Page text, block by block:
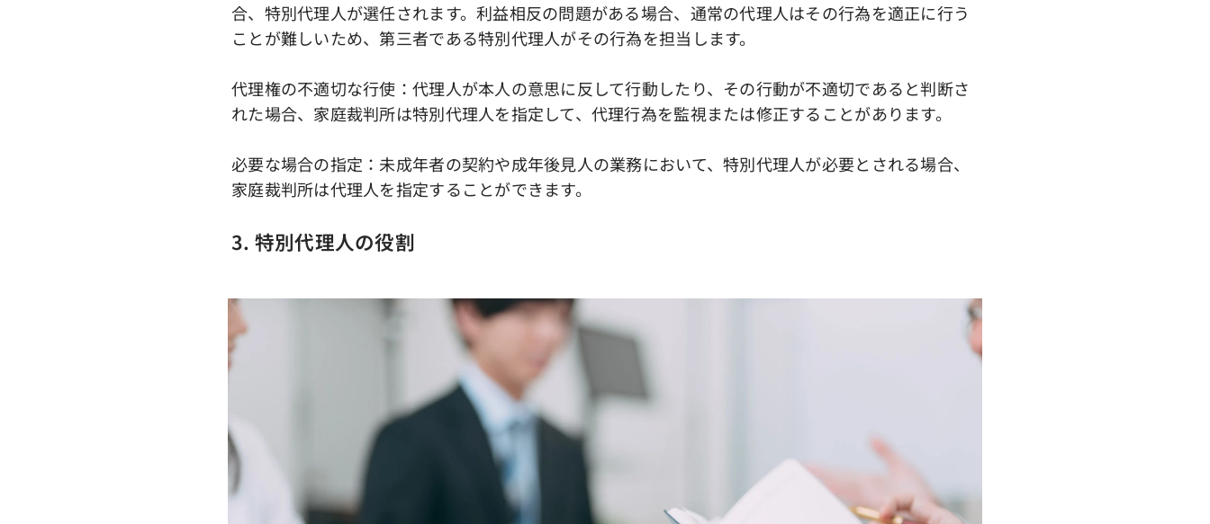
合、特別代理人が選任されます。利益相反の問題がある場合、通常の代理人はその行為を適正に行う
ことが難しいため、第三者である特別代理人がその行為を担当します。
代理権の不適切な行使：代理人が本人の意思に反して行動したり、その行動が不適切であると判断さ
れた場合、家庭裁判所は特別代理人を指定して、代理行為を監視または修正することがあります。
必要な場合の指定：未成年者の契約や成年後見人の業務において、特別代理人が必要とされる場合、
家庭裁判所は代理人を指定することができます。
3. 特別代理人の役割